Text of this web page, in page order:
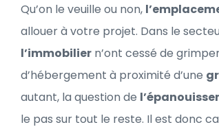
Qu’on le veuille ou non,
allouer à votre projet. Dans le
l’immobilier n’ont cessé de
d’hébergement à proximité d’une
autant, la question de
le pas sur tout le reste. Il est donc